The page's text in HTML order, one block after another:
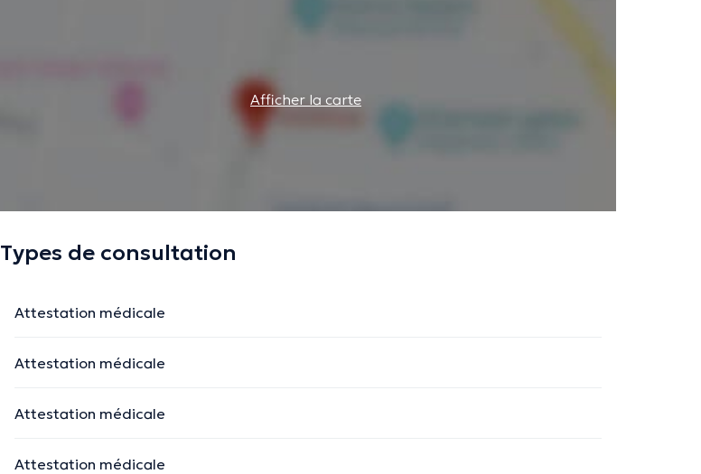
Afficher la carte
Types de consultation
Attestation médicale
Attestation médicale
Attestation médicale
Attestation médicale